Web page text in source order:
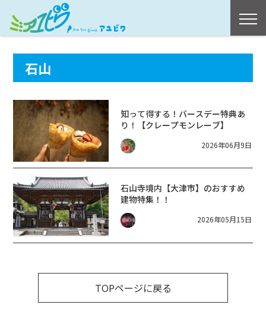
石山
知って得する！バースデー特典あ
り！【クレープモンレーブ】
2026年06月9日
石山寺境内【大津市】のおすすめ
建物特集！！
2026年05月15日
TOPページに戻る